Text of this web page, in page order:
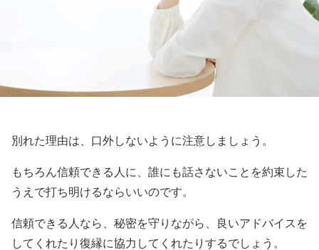
別れた理由は、口外しないように注意しましょう。
もちろん信頼できる人に、誰にも話さないことを約束した
うえで打ち明けるならいいのです。
信頼できる人なら、秘密を守りながら、良いアドバイスを
してくれたり復縁に協力してくれたりするでしょう。